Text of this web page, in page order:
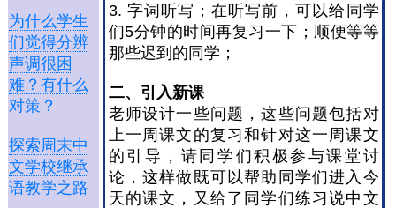
为什么学生
们觉得分辨
声调很困
难？有什么
对策？
探索周末中
文学校继承
语教学之路
3. 字词听写；在听写前，可以给同学
们5分钟的时间再复习一下；顺便等等
那些迟到的同学；
二、引入新课
老师设计一些问题，这些问题包括对
上一周课文的复习和针对这一周课文
的引导，请同学们积极参与课堂讨
论，这样做既可以帮助同学们进入今
天的课文，又给了同学们练习说中文